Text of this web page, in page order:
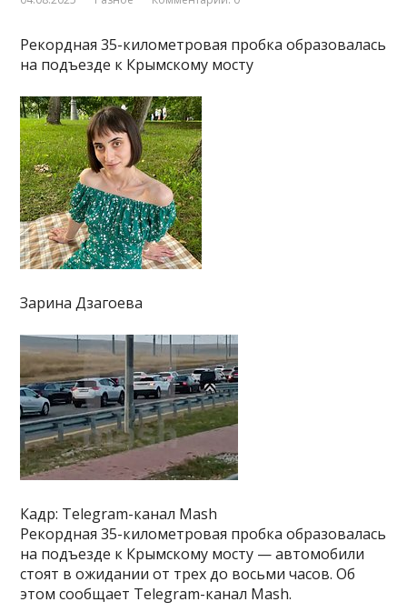
Рекордная 35-километровая пробка образовалась
на подъезде к Крымскому мосту
Зарина Дзагоева
Кадр: Telegram-канал Mash
Рекордная 35-километровая пробка образовалась
на подъезде к Крымскому мосту — автомобили
стоят в ожидании от трех до восьми часов. Об
этом сообщает Telegram-канал Mash.